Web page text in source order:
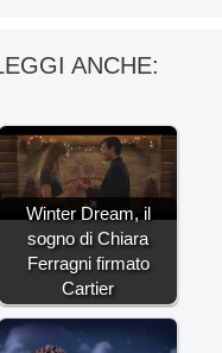
ANCHE:
Winter Dream, il
sogno di Chiara
Ferragni firmato
Cartier